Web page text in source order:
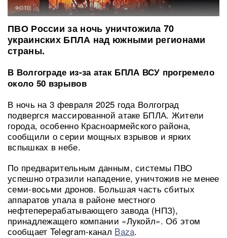
ФОТО:
ПВО России за ночь уничтожила 70
украинских БПЛА над южными регионами
страны.
В Волгограде из-за атак БПЛА ВСУ прогремело
около 50 взрывов
В ночь на 3 февраля 2025 года Волгоград
подвергся массированной атаке БПЛА. Жители
города, особенно Красноармейского района,
сообщили о серии мощных взрывов и ярких
вспышках в небе.
По предварительным данным, системы ПВО
успешно отразили нападение, уничтожив не менее
семи-восьми дронов. Большая часть сбитых
аппаратов упала в районе местного
нефтеперерабатывающего завода (НПЗ),
принадлежащего компании «Лукойл». Об этом
сообщает Telegram-канал Baza.